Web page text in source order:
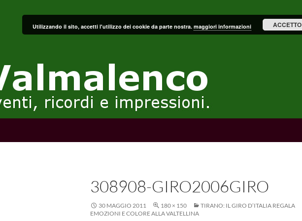
308908-GIRO2006GIRO
30 MAGGIO 2011 180 × 150
TIRANO: IL GIRO D’ITALIA REGALA
EMOZIONI E COLORE ALLA VALTELLINA
Utilizzando il sito, accetti l'utilizzo dei cookie da parte nostra. maggiori informazioni ACCETTO